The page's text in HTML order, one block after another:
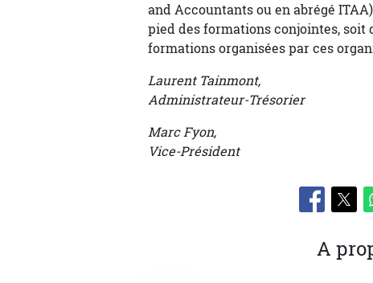
and Accountants ou en abrégé
pied des formations conjointes, soit
formations organisées par ces
Laurent Tainmont,
Administrateur-Trésorier
Marc Fyon,
Vice-Président
A